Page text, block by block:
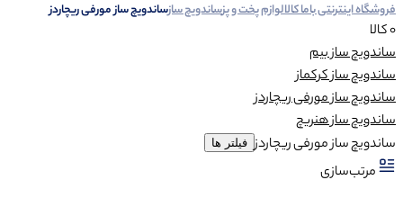
فروشگاه اینترنتی باما کالالوازم پخت و پزساندویچ سازساندویچ ساز مورفی ریچاردز
0 کالا
ساندویچ ساز بیم
ساندویچ ساز کرکماز
ساندویچ ساز مورفی ریچاردز
ساندویچ ساز هنریچ
ساندویچ ساز مورفی ریچاردز فیلتر ها
مرتب‌سازی